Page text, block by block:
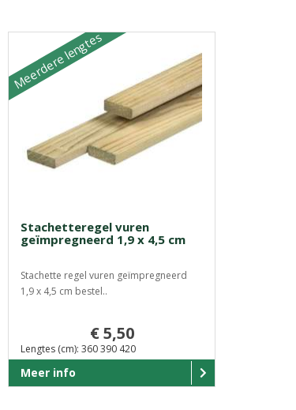
Meerdere lengtes
Stachetteregel vuren
geïmpregneerd 1,9 x 4,5 cm
Stachette regel vuren geïmpregneerd
1,9 x 4,5 cm bestel..
€ 5,50
Lengtes (cm): 360 390 420
Meer info